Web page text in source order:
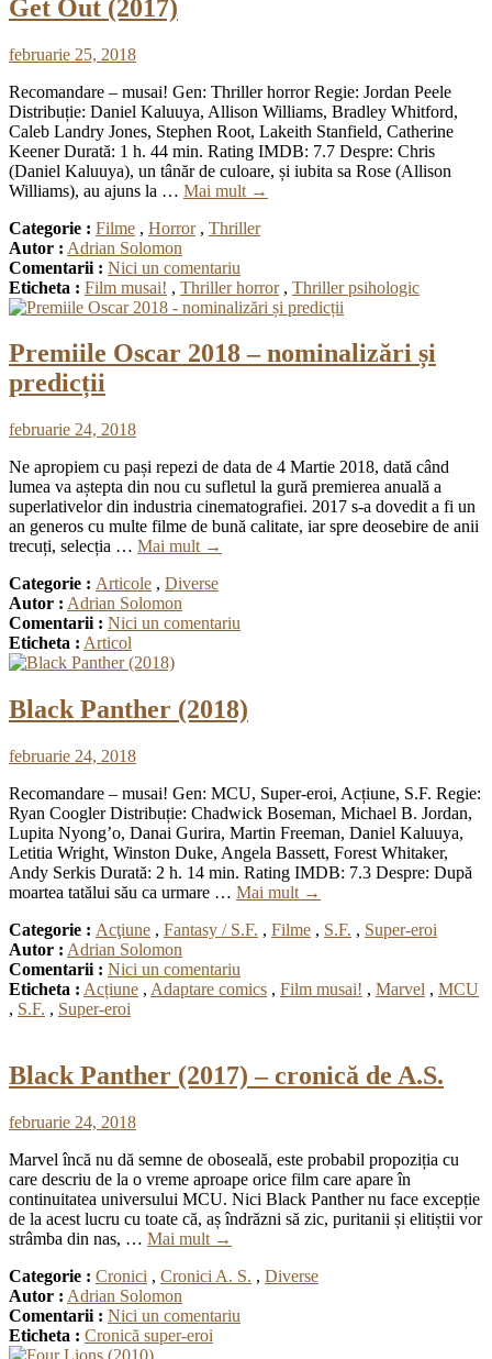
Get Out (2017)
februarie 25, 2018
Recomandare – musai! Gen: Thriller horror Regie: Jordan Peele
Distribuție: Daniel Kaluuya, Allison Williams, Bradley Whitford,
Caleb Landry Jones, Stephen Root, Lakeith Stanfield, Catherine
Keener Durată: 1 h. 44 min. Rating IMDB: 7.7 Despre: Chris
(Daniel Kaluuya), un tânăr de culoare, și iubita sa Rose (Allison
Williams), au ajuns la … Mai mult →
Categorie : Filme , Horror, Thriller
Autor : Adrian Solomon
Comentarii : Nici un comentariu
Eticheta : Film musai! , Thriller horror, Thriller psihologic
Premiile Oscar 2018 – nominalizări și
predicții
februarie 24, 2018
Ne apropiem cu pași repezi de data de 4 Martie 2018, dată când
lumea va aștepta din nou cu sufletul la gură premierea anuală a
superlativelor din industria cinematografiei. 2017 s-a dovedit a fi un
an generos cu multe filme de bună calitate, iar spre deosebire de anii
trecuți, selecția … Mai mult →
Categorie : Articole , Diverse
Autor : Adrian Solomon
Comentarii : Nici un comentariu
Eticheta : Articol
Black Panther (2018)
februarie 24, 2018
Recomandare – musai! Gen: MCU, Super-eroi, Acțiune, S.F. Regie:
Ryan Coogler Distribuție: Chadwick Boseman, Michael B. Jordan,
Lupita Nyong’o, Danai Gurira, Martin Freeman, Daniel Kaluuya,
Letitia Wright, Winston Duke, Angela Bassett, Forest Whitaker,
Andy Serkis Durată: 2 h. 14 min. Rating IMDB: 7.3 Despre: După
moartea tatălui său ca urmare … Mai mult →
Categorie : Acţiune , Fantasy / S.F. , Filme , S.F. , Super-eroi
Autor : Adrian Solomon
Comentarii : Nici un comentariu
Eticheta : Acțiune , Adaptare comics , Film musai! , Marvel , MCU
, S.F. , Super-eroi
Black Panther (2017) – cronică de A.S.
februarie 24, 2018
Marvel încă nu dă semne de oboseală, este probabil propoziția cu
care descriu de la o vreme aproape orice film care apare în
continuitatea universului MCU. Nici Black Panther nu face excepție
de la acest lucru cu toate că, aș îndrăzni să zic, puritanii și elitiștii vor
strâmba din nas, … Mai mult →
Categorie : Cronici , Cronici A. S. , Diverse
Autor : Adrian Solomon
Comentarii : Nici un comentariu
Eticheta : Cronică super-eroi